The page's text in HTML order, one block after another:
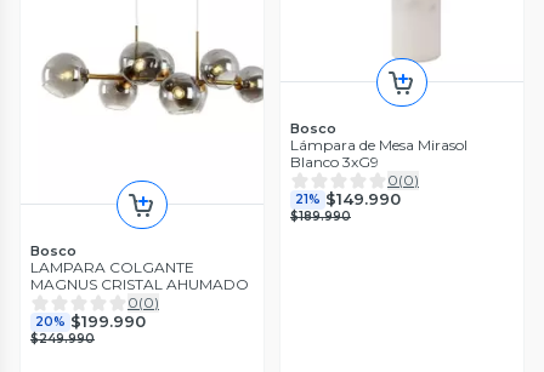
Bosco
LAMPARA COLGANTE
MAGNUS CRISTAL AHUMADO
0(0)
20% $199.990
$249.990
Bosco
Lámpara de Mesa Mirasol
Blanco 3xG9
0(0)
21% $149.990
$189.990